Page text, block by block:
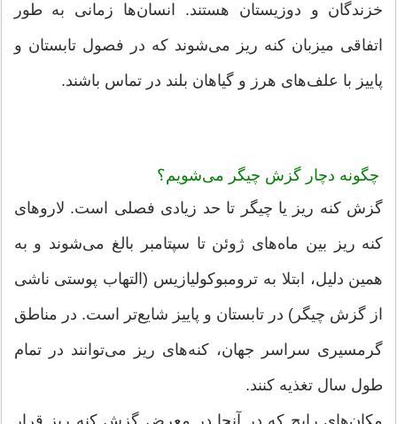
خزندگان و دوزیستان هستند. انسان‌ها زمانی به طور
اتفاقی میزبان کنه ریز می‌شوند که در فصول تابستان و
پاییز با علف‌های هرز و گیاهان بلند در تماس باشند.
چگونه دچار گزش چیگر می‌شویم؟
گزش کنه ریز یا چیگر تا حد زیادی فصلی است. لاروهای
کنه ریز بین ماه‌های ژوئن تا سپتامبر بالغ می‌شوند و به
همین دلیل، ابتلا به ترومبوکولیازیس (التهاب پوستی ناشی
از گزش چیگر) در تابستان و پاییز شایع‌تر است. در مناطق
گرمسیری سراسر جهان، کنه‌های ریز می‌توانند در تمام
طول سال تغذیه کنند.